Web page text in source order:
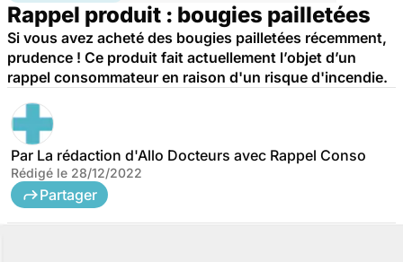
Rappel produit : bougies pailletées
Si vous avez acheté des bougies pailletées récemment,
prudence ! Ce produit fait actuellement l’objet d’un
rappel consommateur en raison d'un risque d'incendie.
Par La rédaction d'Allo Docteurs avec Rappel Conso
Rédigé le 28/12/2022
Partager